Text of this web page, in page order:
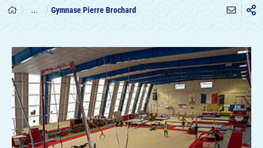
... Gymnase Pierre Brochard